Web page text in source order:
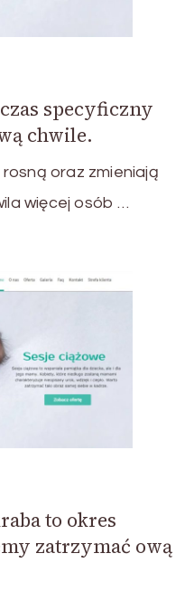
specyficzny
chwile.
oraz zmieniają
więcej osób …
to okres
zatrzymać ową